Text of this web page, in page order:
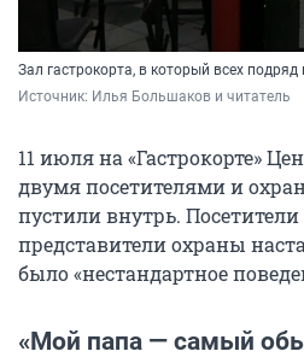
Зал гастрокорта, в который всех подряд
Источник: Илья Большаков и читатель
11 июля на «Гастрокорте»
двумя посетителями и
пустили внутрь.
представители охраны
было «нестандартное
«Мой папа — самый